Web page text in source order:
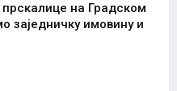
на Градском
заједничку имовину и